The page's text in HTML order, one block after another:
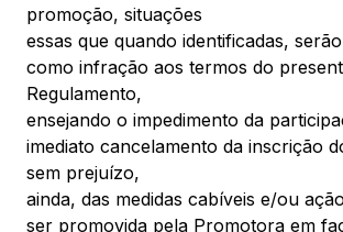
promoção, situações
essas que quando identificadas,
como infração aos termos do
Regulamento,
ensejando o impedimento da
imediato cancelamento da inscrição
sem prejuízo,
ainda, das medidas cabíveis e/ou
ser promovida pela Promotora em